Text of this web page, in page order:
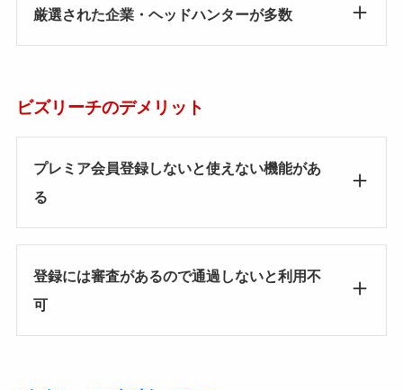
厳選された企業・ヘッドハンターが多数
ビズリーチのデメリット
プレミア会員登録しないと使えない機能があ
る
登録には審査があるので通過しないと利用不
可